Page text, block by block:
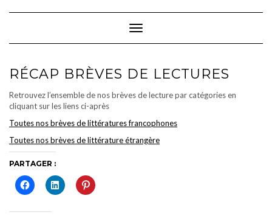
Toggle Navigation
RÉCAP BRÈVES DE LECTURES
Retrouvez l’ensemble de nos brèves de lecture par catégories en
cliquant sur les liens ci-après
Toutes nos brèves de littératures francophones
Toutes nos brèves de littérature étrangère
PARTAGER :